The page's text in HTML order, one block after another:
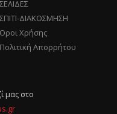
ΣΕΛΙΔΕΣ
ΣΠΙΤΙ-ΔΙΑΚΟΣΜΗΣΗ
Χρήσης
Πολιτική Απορρήτου
μας στο